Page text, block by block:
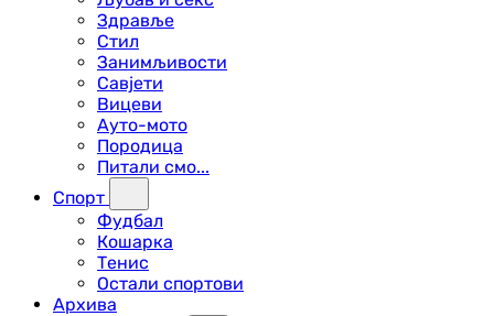
Здравље
Стил
Занимљивости
Савјети
Вицеви
Ауто-мото
Породица
Питали смо...
Спорт
Фудбал
Кошарка
Тенис
Остали спортови
Архива